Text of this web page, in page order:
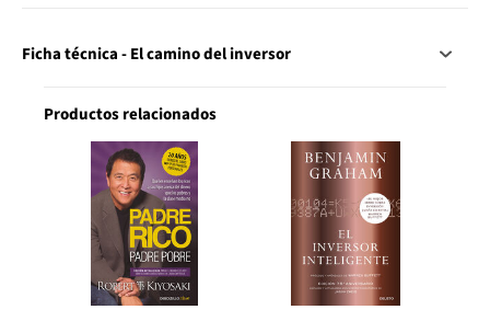
Ficha técnica - El camino del inversor
Productos relacionados